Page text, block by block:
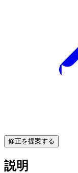
修正を提案する
説明